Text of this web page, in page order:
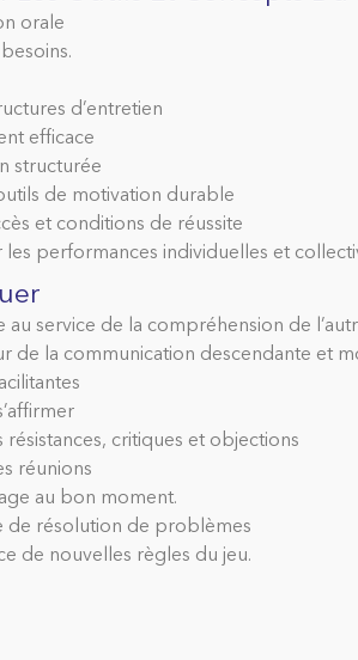
orale
d’entretien
efficace
structurée
de motivation durable
et conditions de réussite
les performances individuelles et
au service de la compréhension de
de la communication descendante et
résistances, critiques et objections
réunions
au bon moment.
de résolution de problèmes
de nouvelles règles du jeu.